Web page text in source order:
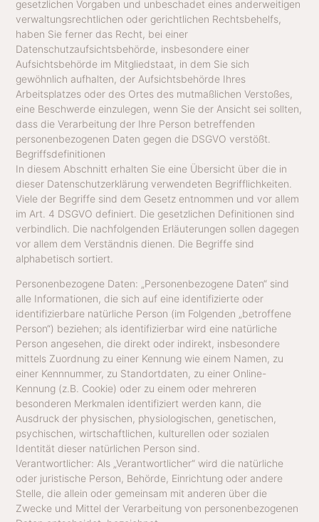
gesetzlichen Vorgaben und unbeschadet eines anderweitigen
verwaltungsrechtlichen oder gerichtlichen Rechtsbehelfs,
haben Sie ferner das Recht, bei einer
Datenschutzaufsichtsbehörde, insbesondere einer
Aufsichtsbehörde im Mitgliedstaat, in dem Sie sich
gewöhnlich aufhalten, der Aufsichtsbehörde Ihres
Arbeitsplatzes oder des Ortes des mutmaßlichen Verstoßes,
eine Beschwerde einzulegen, wenn Sie der Ansicht sei sollten,
dass die Verarbeitung der Ihre Person betreffenden
personenbezogenen Daten gegen die DSGVO verstößt.
Begriffsdefinitionen
In diesem Abschnitt erhalten Sie eine Übersicht über die in
dieser Datenschutzerklärung verwendeten Begrifflichkeiten.
Viele der Begriffe sind dem Gesetz entnommen und vor allem
im Art. 4 DSGVO definiert. Die gesetzlichen Definitionen sind
verbindlich. Die nachfolgenden Erläuterungen sollen dagegen
vor allem dem Verständnis dienen. Die Begriffe sind
alphabetisch sortiert.
Personenbezogene Daten: „Personenbezogene Daten“ sind
alle Informationen, die sich auf eine identifizierte oder
identifizierbare natürliche Person (im Folgenden „betroffene
Person“) beziehen; als identifizierbar wird eine natürliche
Person angesehen, die direkt oder indirekt, insbesondere
mittels Zuordnung zu einer Kennung wie einem Namen, zu
einer Kennnummer, zu Standortdaten, zu einer Online-
Kennung (z.B. Cookie) oder zu einem oder mehreren
besonderen Merkmalen identifiziert werden kann, die
Ausdruck der physischen, physiologischen, genetischen,
psychischen, wirtschaftlichen, kulturellen oder sozialen
Identität dieser natürlichen Person sind.
Verantwortlicher: Als „Verantwortlicher“ wird die natürliche
oder juristische Person, Behörde, Einrichtung oder andere
Stelle, die allein oder gemeinsam mit anderen über die
Zwecke und Mittel der Verarbeitung von personenbezogenen